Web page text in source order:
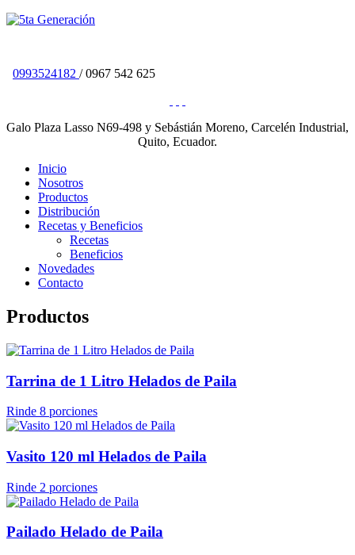
0993524182 / 0967 542 625
Galo Plaza Lasso N69-498 y Sebástián Moreno, Carcelén Industrial,
Quito, Ecuador.
Inicio
Nosotros
Productos
Distribución
Recetas y Beneficios
Recetas
Beneficios
Novedades
Contacto
Productos
Tarrina de 1 Litro Helados de Paila
Rinde 8 porciones
Vasito 120 ml Helados de Paila
Rinde 2 porciones
Pailado Helado de Paila